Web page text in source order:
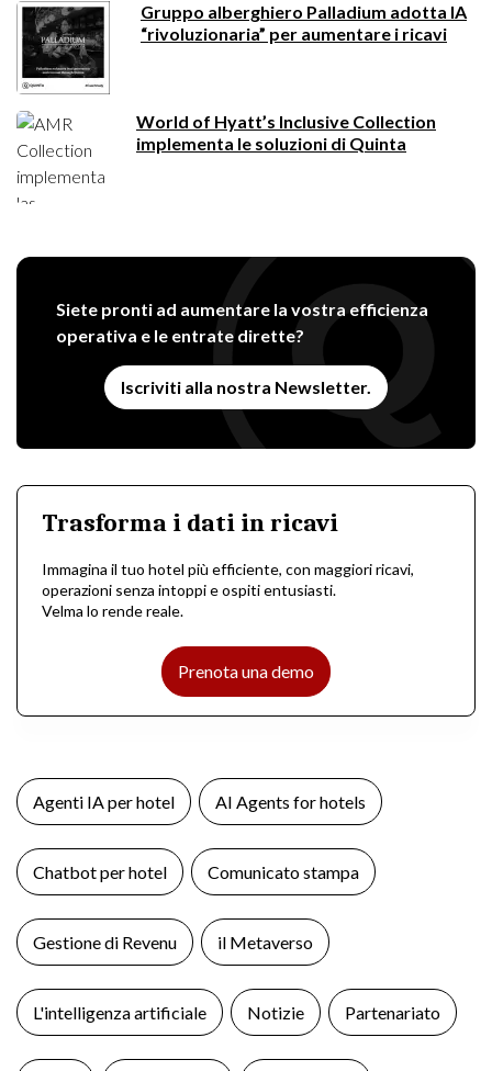
Gruppo alberghiero Palladium adotta IA
“rivoluzionaria” per aumentare i ricavi
World of Hyatt’s Inclusive Collection
implementa le soluzioni di Quinta
Siete pronti ad aumentare la vostra efficienza
operativa e le entrate dirette?
Iscriviti alla nostra Newsletter.
Trasforma i dati in ricavi
Immagina il tuo hotel più efficiente, con maggiori ricavi,
operazioni senza intoppi e ospiti entusiasti.
Velma lo rende reale.
Prenota una demo
Agenti IA per hotel AI Agents for hotels
Chatbot per hotel Comunicato stampa
Gestione di Revenu il Metaverso
L'intelligenza artificiale Notizie Partenariato